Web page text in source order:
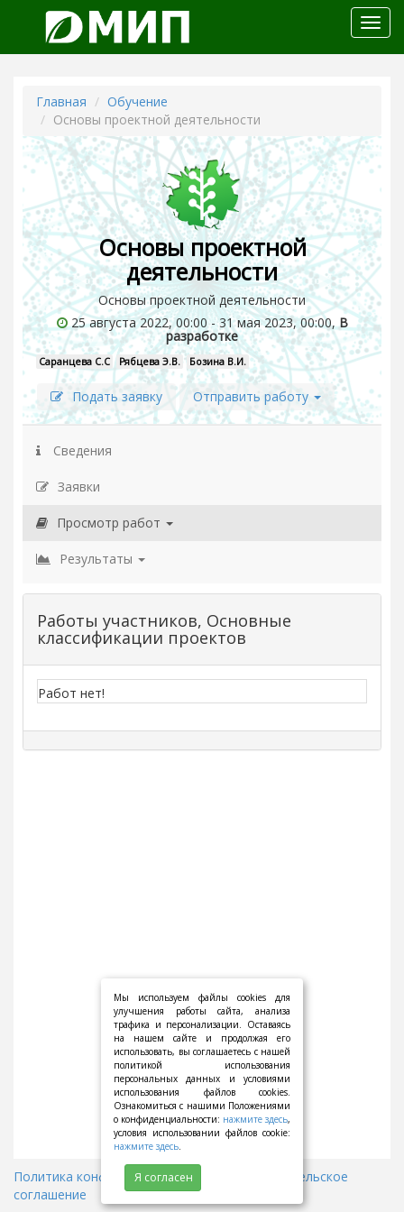
меню
Главная
Обучение
Основы проектной деятельности
Основы проектной
деятельности
Основы проектной деятельности
25 августа 2022, 00:00 - 31 мая 2023, 00:00,В
разработке
Саранцева С.С Рябцева Э.В. Бозина В.И.
Подать заявку Отправить работу
Сведения
Заявки
Просмотр работ
Результаты
Работы участников, Основные
классификации проектов
Работ нет!
Политика конфиденциальности
Пользовательское
соглашение
Мы используем файлы cookies для
улучшения работы сайта, анализа
трафика и персонализации. Оставаясь
на нашем сайте и продолжая его
использовать, вы соглашаетесь с нашей
политикой использования
персональных данных и условиями
использования файлов cookies.
Ознакомиться с нашими Положениями
о конфиденциальности: нажмите здесь,
условия использовании файлов cookie:
нажмите здесь.
Я согласен